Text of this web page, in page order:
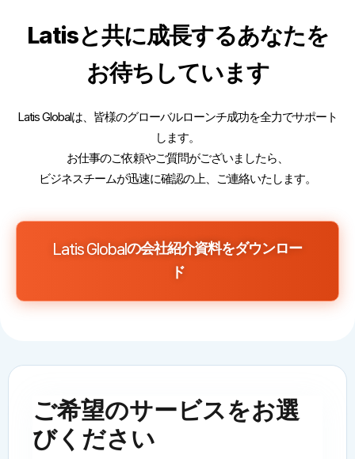
Latisと共に成長するあなたを
お待ちしています
Latis Globalは、皆様のグローバルローンチ成功を全力でサポート
します。
お仕事のご依頼やご質問がございましたら、
ビジネスチームが迅速に確認の上、ご連絡いたします。
Latis Globalの会社紹介資料をダウンロー
ド
ご希望のサービスをお選
びください